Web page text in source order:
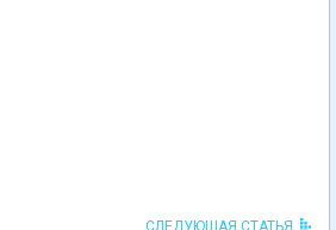
СЛЕДУЮЩАЯ СТАТЬЯ